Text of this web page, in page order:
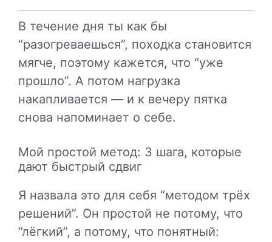
В течение дня ты как бы
“разогреваешься”, походка становится
мягче, поэтому кажется, что “уже
прошло”. А потом нагрузка
накапливается — и к вечеру пятка
снова напоминает о себе.
Мой простой метод: 3 шага, которые
дают быстрый сдвиг
Я назвала это для себя “методом трёх
решений”. Он простой не потому, что
“лёгкий”, а потому, что понятный: